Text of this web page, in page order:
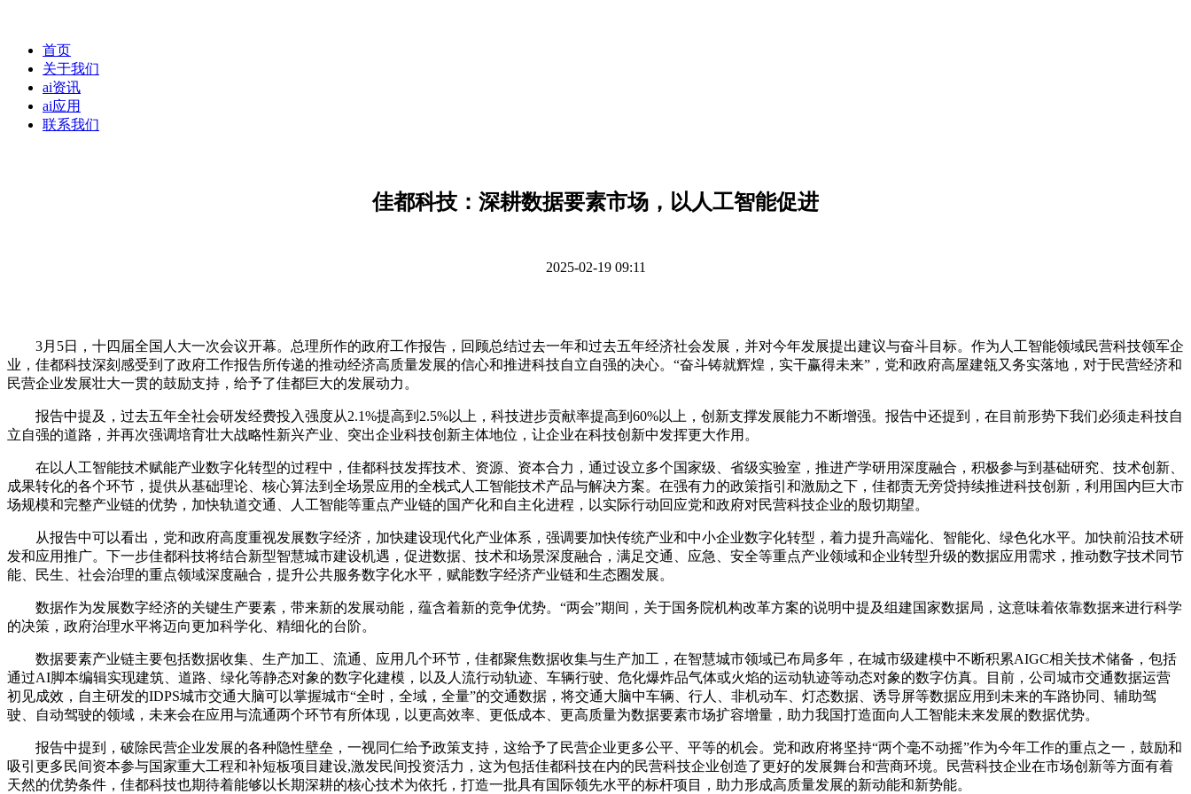
首页
关于我们
ai资讯
ai应用
联系我们
佳都科技：深耕数据要素市场，以人工智能促进
2025-02-19 09:11
3月5日，十四届全国人大一次会议开幕。总理所作的政府工作报告，回顾总结过去一年和过去五年经济社会发展，并对今年发展提出建议与奋斗目标。作为人工智能领域民营科技领军企
业，佳都科技深刻感受到了政府工作报告所传递的推动经济高质量发展的信心和推进科技自立自强的决心。“奋斗铸就辉煌，实干赢得未来”，党和政府高屋建瓴又务实落地，对于民营经济和
民营企业发展壮大一贯的鼓励支持，给予了佳都巨大的发展动力。
报告中提及，过去五年全社会研发经费投入强度从2.1%提高到2.5%以上，科技进步贡献率提高到60%以上，创新支撑发展能力不断增强。报告中还提到，在目前形势下我们必须走科技自
立自强的道路，并再次强调培育壮大战略性新兴产业、突出企业科技创新主体地位，让企业在科技创新中发挥更大作用。
在以人工智能技术赋能产业数字化转型的过程中，佳都科技发挥技术、资源、资本合力，通过设立多个国家级、省级实验室，推进产学研用深度融合，积极参与到基础研究、技术创新、
成果转化的各个环节，提供从基础理论、核心算法到全场景应用的全栈式人工智能技术产品与解决方案。在强有力的政策指引和激励之下，佳都责无旁贷持续推进科技创新，利用国内巨大市
场规模和完整产业链的优势，加快轨道交通、人工智能等重点产业链的国产化和自主化进程，以实际行动回应党和政府对民营科技企业的殷切期望。
从报告中可以看出，党和政府高度重视发展数字经济，加快建设现代化产业体系，强调要加快传统产业和中小企业数字化转型，着力提升高端化、智能化、绿色化水平。加快前沿技术研
发和应用推广。下一步佳都科技将结合新型智慧城市建设机遇，促进数据、技术和场景深度融合，满足交通、应急、安全等重点产业领域和企业转型升级的数据应用需求，推动数字技术同节
能、民生、社会治理的重点领域深度融合，提升公共服务数字化水平，赋能数字经济产业链和生态圈发展。
数据作为发展数字经济的关键生产要素，带来新的发展动能，蕴含着新的竞争优势。“两会”期间，关于国务院机构改革方案的说明中提及组建国家数据局，这意味着依靠数据来进行科学
的决策，政府治理水平将迈向更加科学化、精细化的台阶。
数据要素产业链主要包括数据收集、生产加工、流通、应用几个环节，佳都聚焦数据收集与生产加工，在智慧城市领域已布局多年，在城市级建模中不断积累AIGC相关技术储备，包括
通过AI脚本编辑实现建筑、道路、绿化等静态对象的数字化建模，以及人流行动轨迹、车辆行驶、危化爆炸品气体或火焰的运动轨迹等动态对象的数字仿真。目前，公司城市交通数据运营
初见成效，自主研发的IDPS城市交通大脑可以掌握城市“全时，全域，全量”的交通数据，将交通大脑中车辆、行人、非机动车、灯态数据、诱导屏等数据应用到未来的车路协同、辅助驾
驶、自动驾驶的领域，未来会在应用与流通两个环节有所体现，以更高效率、更低成本、更高质量为数据要素市场扩容增量，助力我国打造面向人工智能未来发展的数据优势。
报告中提到，破除民营企业发展的各种隐性壁垒，一视同仁给予政策支持，这给予了民营企业更多公平、平等的机会。党和政府将坚持“两个毫不动摇”作为今年工作的重点之一，鼓励和
吸引更多民间资本参与国家重大工程和补短板项目建设,激发民间投资活力，这为包括佳都科技在内的民营科技企业创造了更好的发展舞台和营商环境。民营科技企业在市场创新等方面有着
天然的优势条件，佳都科技也期待着能够以长期深耕的核心技术为依托，打造一批具有国际领先水平的标杆项目，助力形成高质量发展的新动能和新势能。